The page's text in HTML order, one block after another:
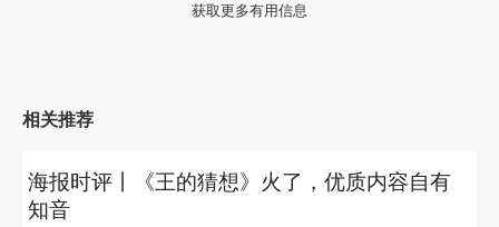
获取更多有用信息
相关推荐
海报时评丨《王的猜想》火了，优质内容自有
知音